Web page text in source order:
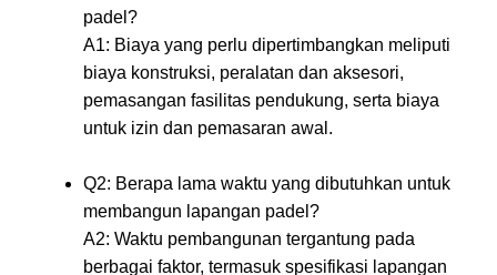
padel?
A1: Biaya yang perlu dipertimbangkan meliputi
biaya konstruksi, peralatan dan aksesori,
pemasangan fasilitas pendukung, serta biaya
untuk izin dan pemasaran awal.
Q2: Berapa lama waktu yang dibutuhkan untuk
membangun lapangan padel?
A2: Waktu pembangunan tergantung pada
berbagai faktor, termasuk spesifikasi lapangan